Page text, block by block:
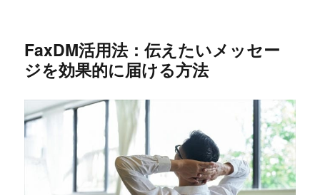
FaxDM活用法：伝えたいメッセー
ジを効果的に届ける方法